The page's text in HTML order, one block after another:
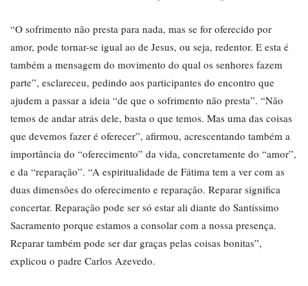
“O sofrimento não presta para nada, mas se for oferecido por
amor, pode tornar-se igual ao de Jesus, ou seja, redentor. E esta é
também a mensagem do movimento do qual os senhores fazem
parte”, esclareceu, pedindo aos participantes do encontro que
ajudem a passar a ideia “de que o sofrimento não presta”. “Não
temos de andar atrás dele, basta o que temos. Mas uma das coisas
que devemos fazer é oferecer”, afirmou, acrescentando também a
importância do “oferecimento” da vida, concretamente do “amor”,
e da “reparação”. “A espiritualidade de Fátima tem a ver com as
duas dimensões do oferecimento e reparação. Reparar significa
concertar. Reparação pode ser só estar ali diante do Santíssimo
Sacramento porque estamos a consolar com a nossa presença.
Reparar também pode ser dar graças pelas coisas bonitas”,
explicou o padre Carlos Azevedo.